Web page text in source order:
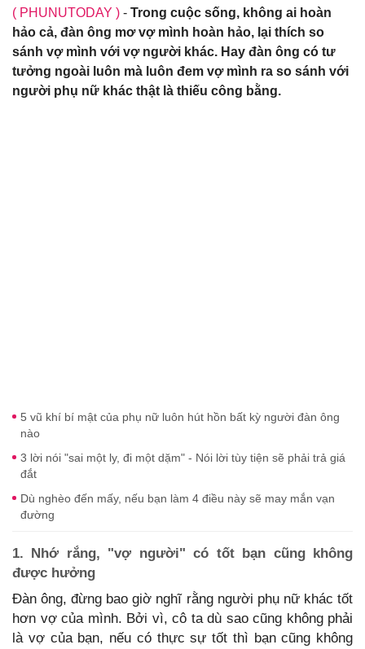
( PHUNUTODAY ) - Trong cuộc sống, không ai hoàn
hảo cả, đàn ông mơ vợ mình hoàn hảo, lại thích so
sánh vợ mình với vợ người khác. Hay đàn ông có tư
tưởng ngoài luôn mà luôn đem vợ mình ra so sánh với
người phụ nữ khác thật là thiếu công bằng.
5 vũ khí bí mật của phụ nữ luôn hút hồn bất kỳ người đàn ông
nào
3 lời nói "sai một ly, đi một dặm" - Nói lời tùy tiện sẽ phải trả giá
đắt
Dù nghèo đến mấy, nếu bạn làm 4 điều này sẽ may mắn vạn
đường
1. Nhớ rắng, "vợ người" có tốt bạn cũng không
được hưởng
Đàn ông, đừng bao giờ nghĩ rằng người phụ nữ khác tốt
hơn vợ của mình. Bởi vì, cô ta dù sao cũng không phải
là vợ của bạn, nếu có thực sự tốt thì bạn cũng không